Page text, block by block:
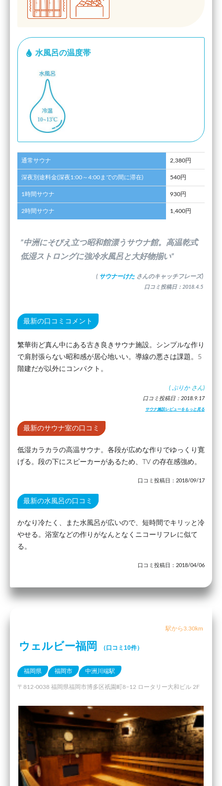
水風呂の温度帯
通常サウナ 2,380円
深夜別途料金(深夜1:00～4:00までの間に滞在) 540円
1時間サウナ 930円
2時間サウナ 1,400円
”中洲にそびえ立つ昭和館漂うサウナ館。高温乾式
低湿ストロングに強冷水風呂と大好物揃い”
( サウナーけた さんのキャッチフレーズ)
口コミ投稿日：2018.4.5
最新の口コミコメント
繁華街ど真ん中にある古き良きサウナ施設。シンプルな作り
で肩肘張らない昭和感が居心地いい。導線の悪さは課題。5
階建だが以外にコンパクト。
( ぷりか さん)
口コミ投稿日：2018.9.17
サウナ施設レビューをもっと見る
最新のサウナ室の口コミ
低湿カラカラの高温サウナ。各段が広めな作りでゆっくり寛
げる。段の下にスピーカーがあるため、TV の存在感強め。
口コミ投稿日：2018/09/17
最新の水風呂の口コミ
かなり冷たく、また水風呂が広いので、短時間でキリッと冷
やせる。浴室などの作りがなんとなくニコーリフレに似て
る。
口コミ投稿日：2018/04/06
駅から3.30km
ウェルビー福岡 （口コミ10件）
福岡県 福岡市 中洲川端駅
〒812-0038 福岡県福岡市博多区祇園町8−12 ロータリー大和ビル 2F